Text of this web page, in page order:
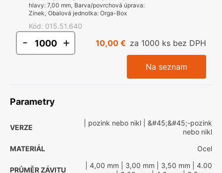
hlavy: 7,00 mm, Barva/povrchová úprava:
Zinek, Obalová jednotka: Orga-Box
Kód: 015.51.640
- + 10,00 € za 1000 ks bez DPH
Na seznam
Parametry
VERZE
| pozink nebo nikl | &#45;&#45;-pozink
nebo nikl
MATERIÁL
Ocel
PRŮMĚR ZÁVITU
| 4,00 mm | 3,00 mm | 3,50 mm | 4.00